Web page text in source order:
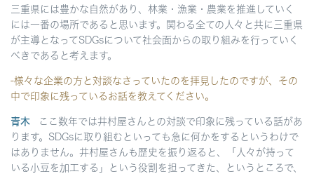
三重県には豊かな自然があり、林業・漁業・農業を推進していく
には一番の場所であると思います。関わる全ての人々と共に三重県
が主導となってSDGsについて社会面からの取り組みを行っていく
べきであると考えます。
-様々な企業の方と対談なさっていたのを拝見したのですが、その
中で印象に残っているお話を教えてください。
青木
ここ数年では井村屋さんとの対談で印象に残っている話があ
ります。SDGsに取り組むといっても急に何かをするというわけで
はありません。井村屋さんも歴史を振り返ると、「人々が持って
いる小豆を加工する」という役割を担ってきた、というところで、